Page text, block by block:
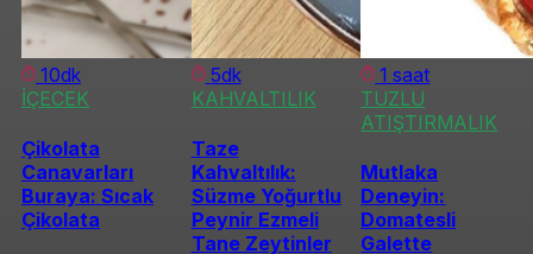
10dk
İÇECEK
Çikolata
Canavarları
Buraya: Sıcak
Çikolata
5dk
KAHVALTILIK
Taze
Kahvaltılık:
Süzme Yoğurtlu
Peynir Ezmeli
Tane Zeytinler
1 saat
TUZLU
ATIŞTIRMALIK
Mutlaka
Deneyin:
Domatesli
Galette